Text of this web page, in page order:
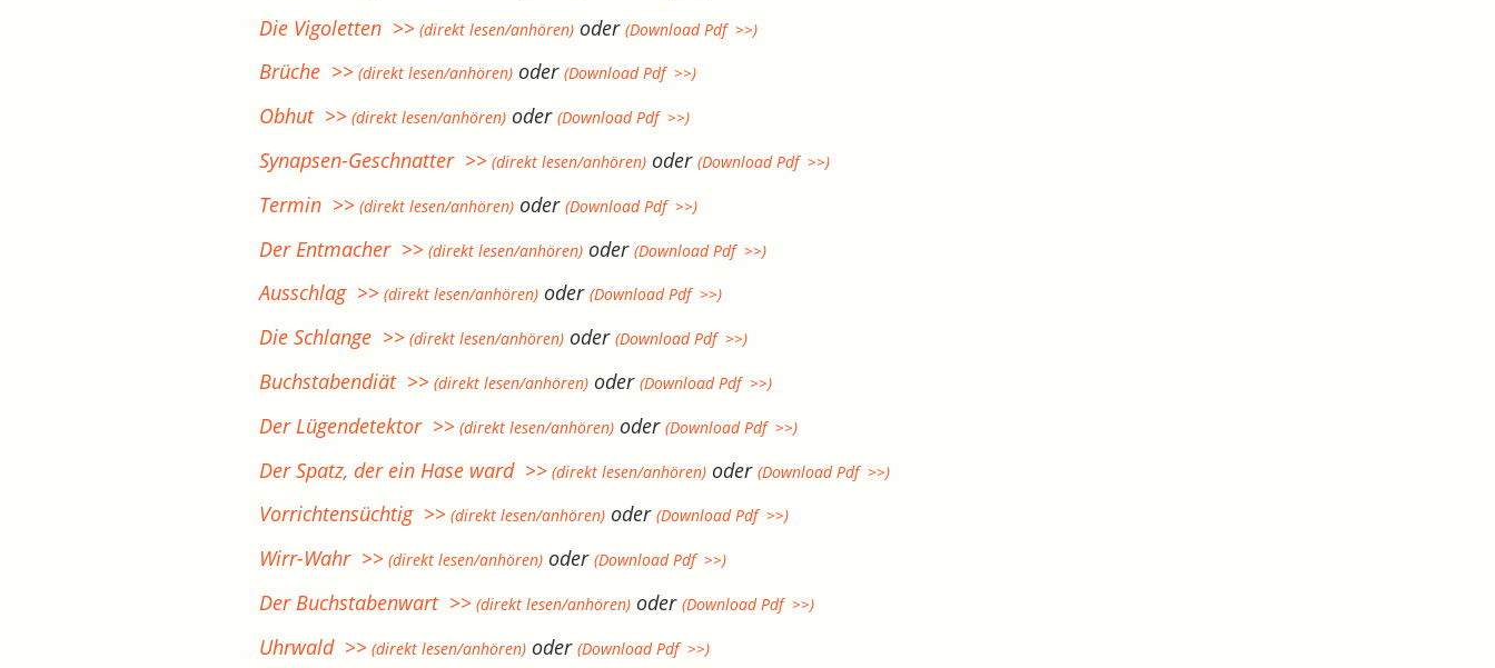
Die Vigoletten >> (direkt lesen/anhören) oder(Download Pdf >>)
Brüche >> (direkt lesen/anhören) oder(Download Pdf >>)
Obhut >> (direkt lesen/anhören) oder(Download Pdf >>)
Synapsen-Geschnatter >> (direkt lesen/anhören) oder(Download Pdf >>)
Termin >> (direkt lesen/anhören) oder(Download Pdf >>)
Der Entmacher >> (direkt lesen/anhören) oder(Download Pdf >>)
Ausschlag >> (direkt lesen/anhören) oder(Download Pdf >>)
Die Schlange >> (direkt lesen/anhören) oder(Download Pdf >>)
Buchstabendiät >> (direkt lesen/anhören) oder(Download Pdf >>)
Der Lügendetektor >> (direkt lesen/anhören) oder(Download Pdf >>)
Der Spatz, der ein Hase ward >> (direkt lesen/anhören) oder(Download Pdf >>)
Vorrichtensüchtig >> (direkt lesen/anhören) oder(Download Pdf >>)
Wirr-Wahr >> (direkt lesen/anhören) oder(Download Pdf >>)
Der Buchstabenwart >> (direkt lesen/anhören) oder(Download Pdf >>)
Uhrwald >> (direkt lesen/anhören) oder(Download Pdf >>)